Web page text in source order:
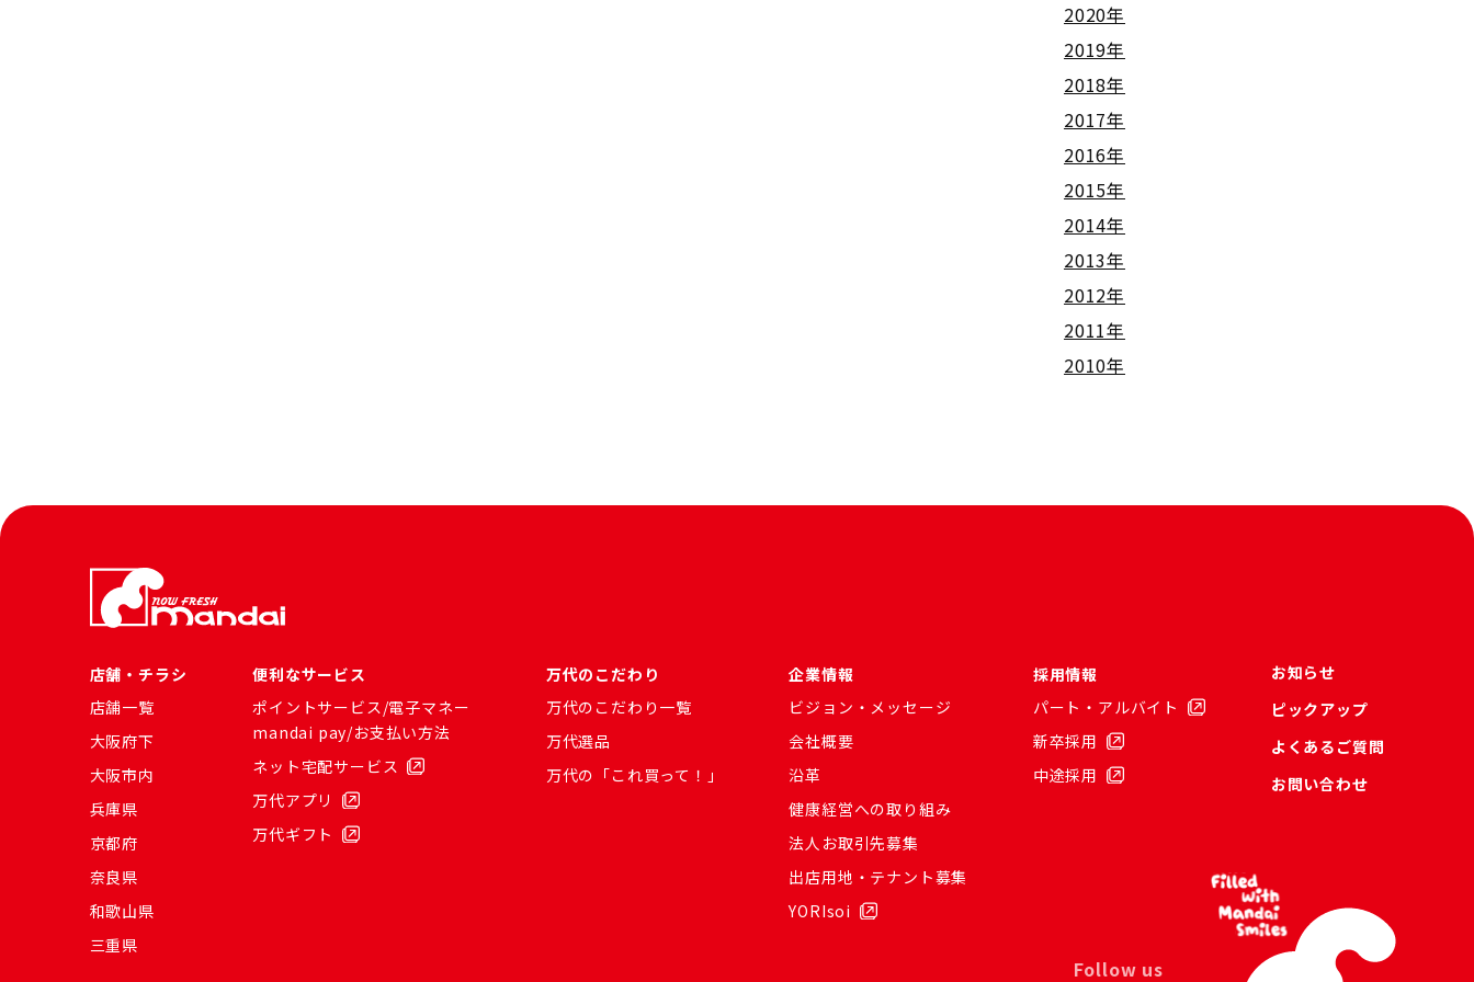
2020年
2019年
2018年
2017年
2016年
2015年
2014年
2013年
2012年
2011年
2010年
店舗・チラシ
店舗一覧
大阪府下
大阪市内
兵庫県
京都府
奈良県
和歌山県
三重県
便利なサービス
ポイントサービス/電子マネー
mandai pay/お支払い方法
ネット宅配サービス
万代アプリ
万代ギフト
万代のこだわり
万代のこだわり一覧
万代選品
万代の「これ買って！」
企業情報
ビジョン・メッセージ
会社概要
沿革
健康経営への取り組み
法人お取引先募集
出店用地・テナント募集
YORIsoi
採用情報
パート・アルバイト
新卒採用
中途採用
お知らせ
ピックアップ
よくあるご質問
お問い合わせ
Follow us